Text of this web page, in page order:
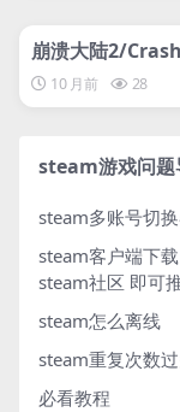
崩溃大陆2/
10 月前 28
steam游戏问题
steam多账号切
steam客户端下载
steam社区 即可
steam怎么离线
steam重复次数
必看教程